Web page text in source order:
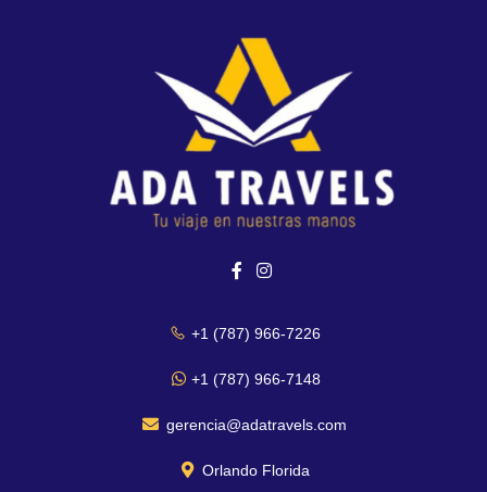
+1 (787) 966-7226
+1 (787) 966-7148
gerencia@adatravels.com
Orlando Florida